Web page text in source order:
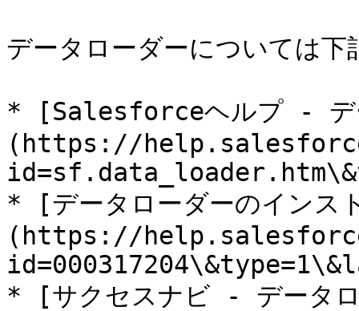
データローダーについては下
* [Salesforceヘルプ - デ
(https://
* [データローダーのインス
(https://
* [サクセスナビ - データ